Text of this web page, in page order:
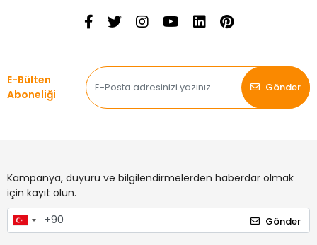
E-Bülten
Aboneliği
Gönder
Kampanya, duyuru ve bilgilendirmelerden haberdar olmak
için kayıt olun.
Gönder